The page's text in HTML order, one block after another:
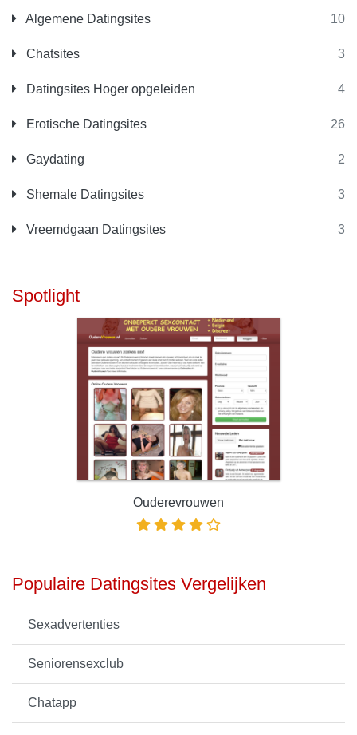
Algemene Datingsites 10
Chatsites 3
Datingsites Hoger opgeleiden 4
Erotische Datingsites 26
Gaydating 2
Shemale Datingsites 3
Vreemdgaan Datingsites 3
Spotlight
Ouderevrouwen
Populaire Datingsites Vergelijken
Sexadvertenties
Seniorensexclub
Chatapp